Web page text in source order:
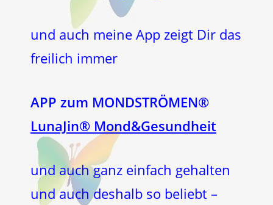
und auch meine App zeigt Dir das
freilich immer
APP zum MONDSTRÖMEN®
LunaJin® Mond&Gesundheit
und auch ganz einfach gehalten
und auch deshalb so beliebt –